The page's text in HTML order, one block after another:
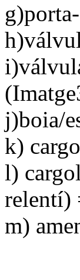
j)boia/
k)
l)
relentí)
m)